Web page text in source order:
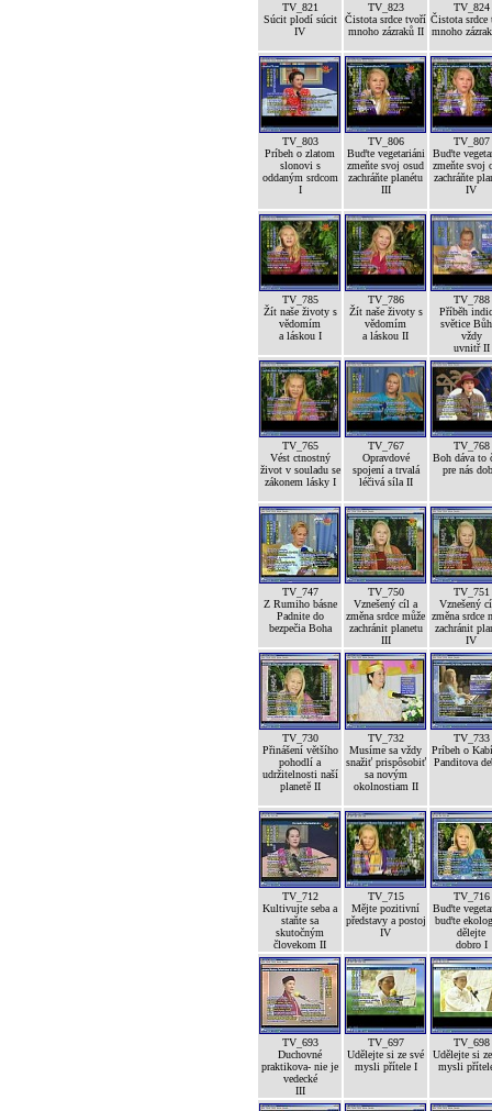
TV_821
Súcit plodí súcit
IV
TV_823
Čistota srdce tvoří
mnoho zázraků II
TV_824
Čistota srdce
mnoho
TV_803
Príbeh o zlatom
slonovi s
oddaným srdcom
I
TV_806
Buďte vegetariáni
zmeňte svoj osud
zachráňte planétu
III
TV_807
Buďte
zmeňte svoj
zachráňte
IV
TV_785
Žít naše životy s
vědomím
a láskou I
TV_786
Žít naše životy s
vědomím
a láskou II
TV_788
Příběh
světice
vždy
uvnitř II
TV_765
Vést ctnostný
život v souladu se
zákonem lásky I
TV_767
Opravdové
spojení a trvalá
léčivá síla II
TV_768
Boh dáva to
pre nás
TV_747
Z Rumiho básne
Padnite do
bezpečia Boha
TV_750
Vznešený cíl a
změna srdce může
zachránit planetu
III
TV_751
Vznešený
změna srdce
zachránit
IV
TV_730
Přinášení většího
pohodlí a
udržitelnosti naší
planetě II
TV_732
Musíme sa vždy
snažiť prispôsobiť
sa novým
okolnostiam II
TV_733
Príbeh o
Panditova
TV_712
Kultivujte seba a
staňte sa
skutočným
človekom II
TV_715
Mějte pozitivní
představy a postoj
IV
TV_716
Buďte
buďte
dělejte
dobro I
TV_693
Duchovné
praktikova- nie je
vedecké
III
TV_697
Udělejte si ze své
mysli přítele I
TV_698
Udělejte si
mysli